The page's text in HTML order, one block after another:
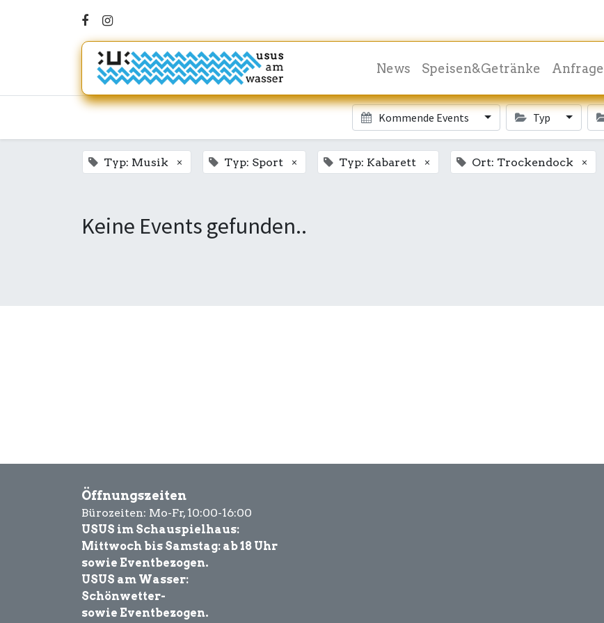
News Speisen&Getränke Anfrage
Kommende Events Typ
Typ: Musik × Typ: Sport × Typ: Kabarett × Ort: Trockendock ×
Keine Events gefunden..
Öffnungszeiten
Bürozeiten: Mo-Fr, 10:00-16:00
USUS im Schauspielhaus:
Mittwoch bis Samstag: ab 18 Uhr
sowie Eventbezogen.
USUS am Wasser:
Schönwetter-
sowie Eventbezogen.